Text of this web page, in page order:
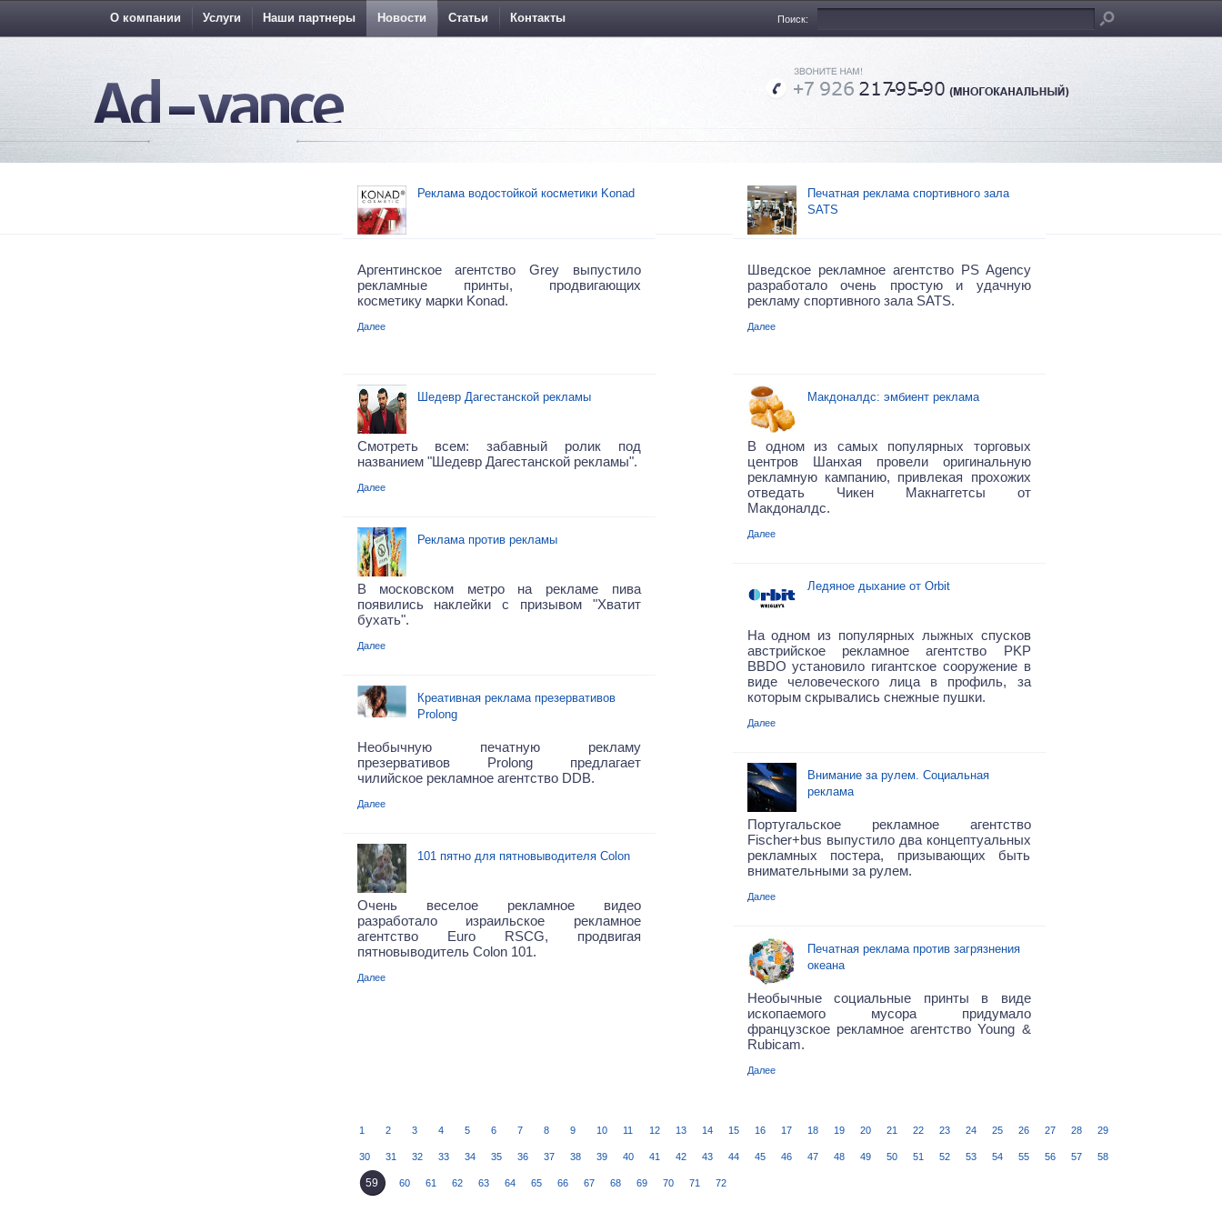
О компании Услуги Наши партнеры Новости Статьи Контакты Поиск:
Реклама водостойкой косметики Konad
Аргентинское агентство Grey выпустило
рекламные принты, продвигающих
косметику марки Konad.
Далее
Шедевр Дагестанской рекламы
Смотреть всем: забавный ролик под
названием "Шедевр Дагестанской рекламы".
Далее
Реклама против рекламы
В московском метро на рекламе пива
появились наклейки с призывом "Хватит
бухать".
Далее
Креативная реклама презервативов
Prolong
Необычную печатную рекламу
презервативов Prolong предлагает
чилийское рекламное агентство DDB.
Далее
101 пятно для пятновыводителя Colon
Очень веселое рекламное видео
разработало израильское рекламное
агентство Euro RSCG, продвигая
пятновыводитель Colon 101.
Далее
Печатная реклама спортивного зала
SATS
Шведское рекламное агентство PS Agency
разработало очень простую и удачную
рекламу спортивного зала SATS.
Далее
Макдоналдс: эмбиент реклама
В одном из самых популярных
торговых
центров
Шанхая провели оригинальную
рекламную кампанию, привлекая прохожих
отведать Чикен Макнаггетсы от
Макдоналдс.
Далее
Ледяное дыхание от Orbit
На одном из популярных лыжных спусков
австрийское рекламное агентство PKP
BBDO установило гигантское сооружение в
виде человеческого лица в профиль, за
которым скрывались снежные пушки.
Далее
Внимание за рулем. Социальная
реклама
Португальское рекламное агентство
Fischer+bus выпустило два концептуальных
рекламных постера, призывающих быть
внимательными за рулем.
Далее
Печатная реклама против загрязнения
океана
Необычные социальные принты в виде
ископаемого мусора придумало
французское рекламное агентство Young &
Rubicam.
Далее
1 2 3 4 5 6 7 8 9 10 11 12 13 14 15 16 17 18 19 20 21 22 23 24 25 26 27 28 29
30 31 32 33 34 35 36 37 38 39 40 41 42 43 44 45 46 47 48 49 50 51 52 53 54 55 56 57 58
59 60 61 62 63 64 65 66 67 68 69 70 71 72